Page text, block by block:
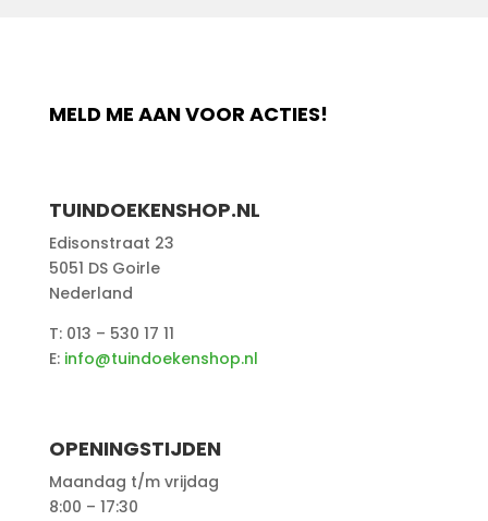
MELD ME AAN VOOR ACTIES!
TUINDOEKENSHOP.NL
Edisonstraat 23
5051 DS Goirle
Nederland
T: 013 – 530 17 11
E: info@tuindoekenshop.nl
OPENINGSTIJDEN
Maandag t/m vrijdag
8:00 – 17:30